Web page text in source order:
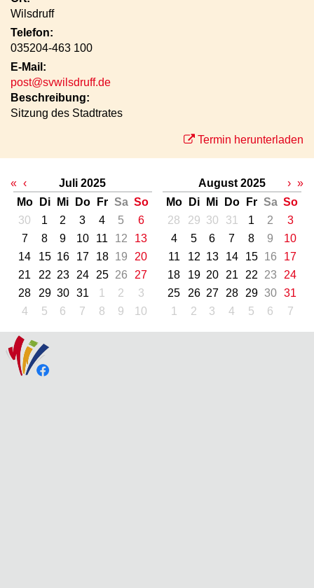
Wilsdruff
Telefon:
035204-463 100
E-Mail:
post@svwilsdruff.de
Beschreibung:
Sitzung des Stadtrates
Termin herunterladen
« ‹
Juli 2025
Mo
Di Mi Do Fr Sa So
30
1 2 3 4 5
6
7
8 9 10 11 12
13
14
15 16 17 18 19
20
21
22 23 24 25 26
27
28
29 30 31 1 2
3
4
5 6 7 8 9 10
August 2025
Mo
Di Mi Do Fr Sa So
28
29 30 31 1 2
3
4
5 6 7 8 9
10
11
12 13 14 15 16
17
18
19 20 21 22 23
24
25
26 27 28 29 30
31
1
2 3 4 5 6 7
› »